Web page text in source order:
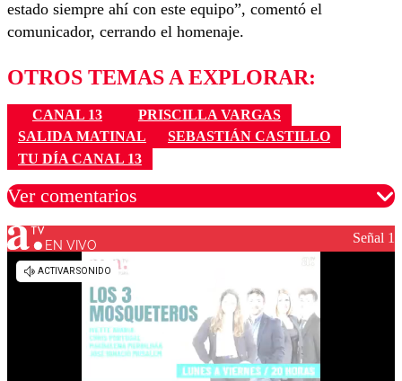
estado siempre ahí con este equipo”, comentó el
comunicador, cerrando el homenaje.
OTROS TEMAS A EXPLORAR:
CANAL 13
PRISCILLA VARGAS
SALIDA MATINAL
SEBASTIÁN CASTILLO
TU DÍA CANAL 13
Ver comentarios
Los comentarios son moderados para garantizar un
EN VIVO Señal 1